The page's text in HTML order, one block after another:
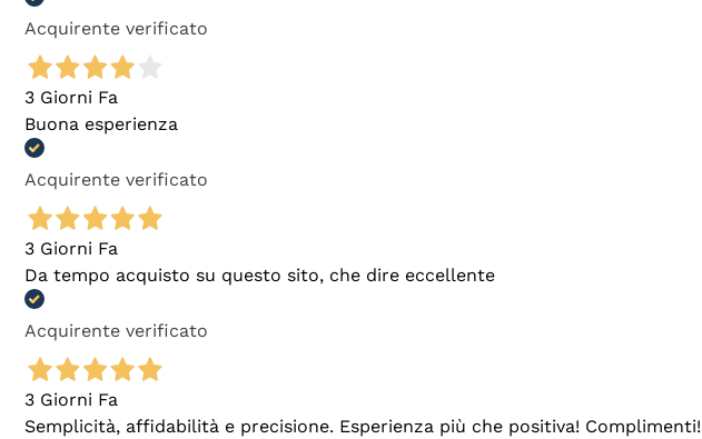
Acquirente verificato
3 Giorni Fa
Buona esperienza
Acquirente verificato
3 Giorni Fa
Da tempo acquisto su questo sito, che dire eccellente
Acquirente verificato
3 Giorni Fa
Semplicità, affidabilità e precisione. Esperienza più che positiva! Complimenti!